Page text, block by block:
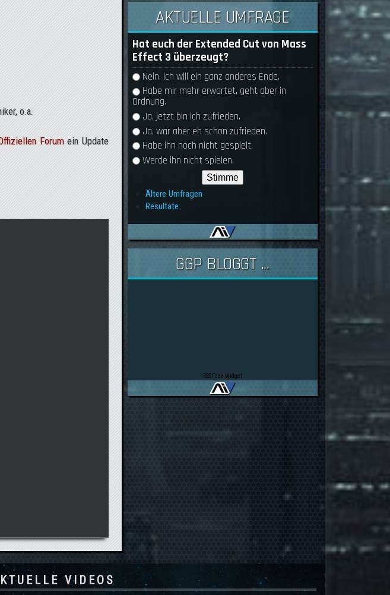
o.a.
Forumein Update
AKTUELLE UMFRAGE
Hat euch der Extended Cut von Mass
Effect 3 überzeugt?
Auswahlmöglichkeiten
Nein, ich will ein ganz anderes Ende.
Habe mir mehr erwartet, geht aber in
Ordnung.
Ja, jetzt bin ich zufrieden.
Ja, war aber eh schon zufrieden.
Habe ihn noch nicht gespielt.
Werde ihn nicht spielen.
Ältere Umfragen
Resultate
GGP BLOGGT ...
RSS Feed Widget
VIDEOS